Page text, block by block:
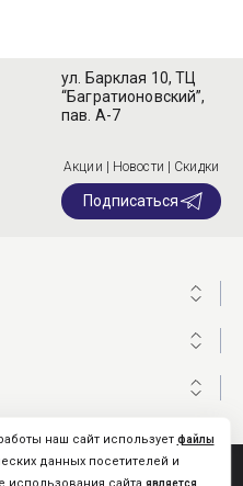
ул. Барклая 10, ТЦ
“Багратионовский”,
пав. А-7
Акции | Новости | Скидки
Подписаться
© 2026
наш сайт использует файлы
данных посетителей и
является